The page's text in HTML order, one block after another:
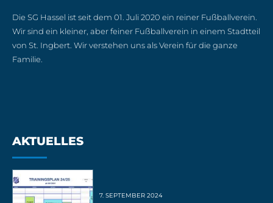
Die SG Hassel ist seit dem 01. Juli 2020 ein reiner Fußballverein.
Wir sind ein kleiner, aber feiner Fußballverein in einem Stadtteil
von St. Ingbert. Wir verstehen uns als Verein für die ganze
Familie.
AKTUELLES
7. SEPTEMBER 2024